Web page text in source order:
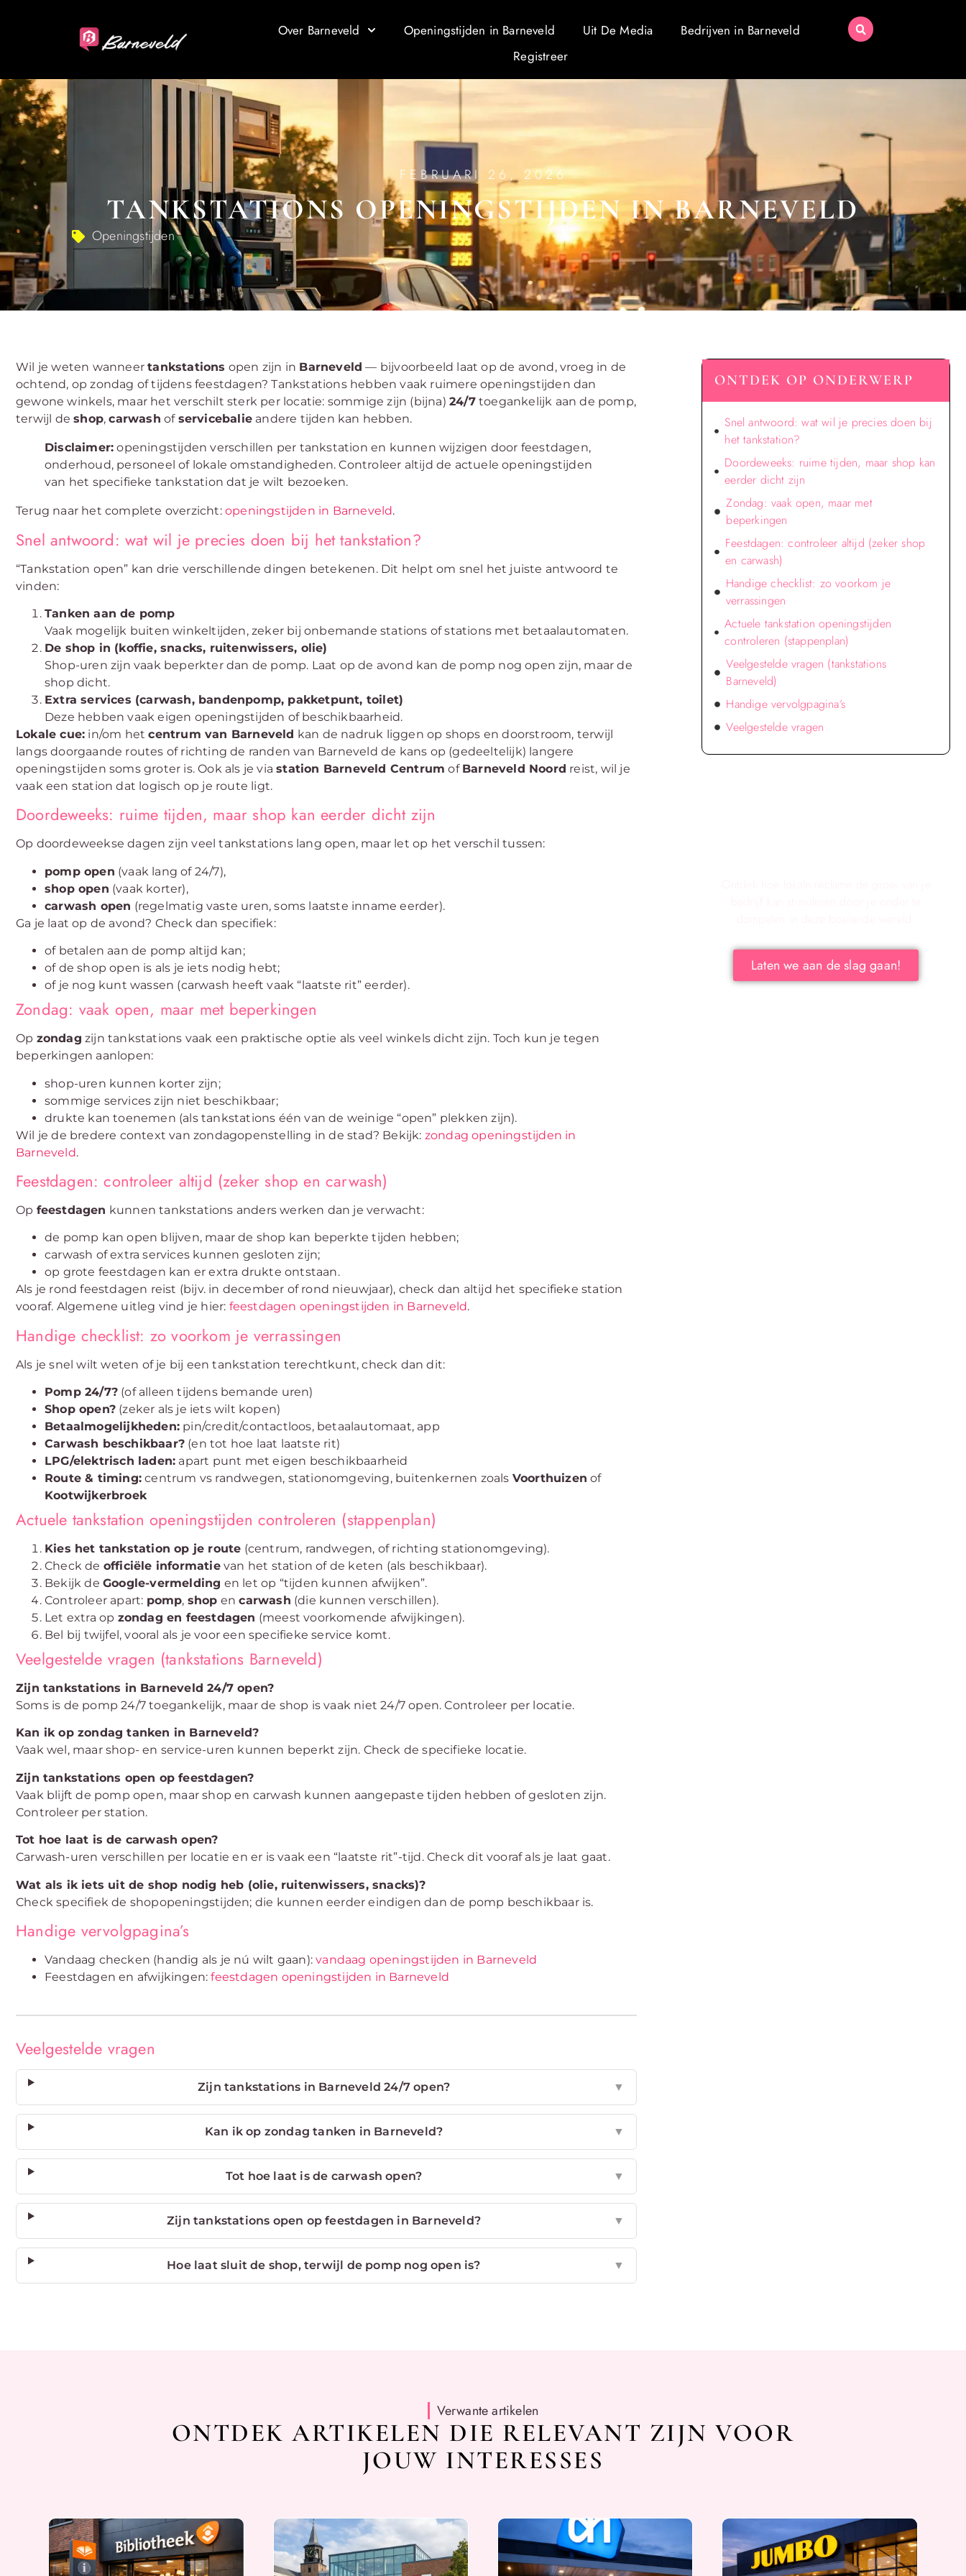
Over Barneveld Openingstijden in Barneveld Uit De Media
Bedrijven in Barneveld
Registreer
FEBRUARI 26, 2026
TANKSTATIONS OPENINGSTIJDEN IN BARNEVELD
Openingstijden
Wil je weten wanneertankstations open zijn in Barneveld — bijvoorbeeld laat op de avond, vroeg in de
ochtend, op zondag of tijdens feestdagen? Tankstations hebben vaak ruimere openingstijden dan
gewone winkels, maar het verschilt sterk per locatie: sommige zijn (bijna)24/7toegankelijk aan de pomp,
terwijl deshop,carwash of servicebalie andere tijden kan hebben.
Disclaimer: openingstijden verschillen per tankstation en kunnen wijzigen door feestdagen,
onderhoud, personeel of lokale omstandigheden. Controleer altijd de actuele openingstijden
van het specifieke tankstation dat je wilt bezoeken.
Terug naar het complete overzicht: openingstijden in Barneveld.
Snel antwoord: wat wil je precies doen bij het tankstation?
“Tankstation open” kan drie verschillende dingen betekenen. Dit helpt om snel het juiste antwoord te
vinden:
Tanken aan de pomp
Vaak mogelijk buiten winkeltijden, zeker bij onbemande stations of stations met betaalautomaten.
De shop in (koffie, snacks, ruitenwissers, olie)
Shop-uren zijn vaak beperkter dan de pomp. Laat op de avond kan de pomp nog open zijn, maar de
shop dicht.
Extra services (carwash, bandenpomp, pakketpunt, toilet)
Deze hebben vaak eigen openingstijden of beschikbaarheid.
Lokale cue: in/om hetcentrum van Barneveld kan de nadruk liggen op shops en doorstroom, terwijl
langs doorgaande routes of richting de randen van Barneveld de kans op (gedeeltelijk) langere
openingstijden soms groter is. Ook als je viastation Barneveld Centrum of Barneveld Noord reist, wil je
vaak een station dat logisch op je route ligt.
Doordeweeks: ruime tijden, maar shop kan eerder dicht zijn
Op doordeweekse dagen zijn veel tankstations lang open, maar let op het verschil tussen:
pomp open (vaak lang of 24/7),
shop open (vaak korter),
carwash open (regelmatig vaste uren, soms laatste inname eerder).
Ga je laat op de avond? Check dan specifiek:
of betalen aan de pomp altijd kan;
of de shop open is als je iets nodig hebt;
of je nog kunt wassen (carwash heeft vaak “laatste rit” eerder).
Zondag: vaak open, maar met beperkingen
Op zondag zijn tankstations vaak een praktische optie als veel winkels dicht zijn. Toch kun je tegen
beperkingen aanlopen:
shop-uren kunnen korter zijn;
sommige services zijn niet beschikbaar;
drukte kan toenemen (als tankstations één van de weinige “open” plekken zijn).
Wil je de bredere context van zondagopenstelling in de stad? Bekijk: zondag openingstijden in
Barneveld.
Feestdagen: controleer altijd (zeker shop en carwash)
Op feestdagen kunnen tankstations anders werken dan je verwacht:
de pomp kan open blijven, maar de shop kan beperkte tijden hebben;
carwash of extra services kunnen gesloten zijn;
op grote feestdagen kan er extra drukte ontstaan.
Als je rond feestdagen reist (bijv. in december of rond nieuwjaar), check dan altijd het specifieke station
vooraf. Algemene uitleg vind je hier: feestdagen openingstijden in Barneveld.
Handige checklist: zo voorkom je verrassingen
Als je snel wilt weten of je bij een tankstation terechtkunt, check dan dit:
Pomp 24/7? (of alleen tijdens bemande uren)
Shop open? (zeker als je iets wilt kopen)
Betaalmogelijkheden: pin/credit/contactloos, betaalautomaat, app
Carwash beschikbaar? (en tot hoe laat laatste rit)
LPG/elektrisch laden: apart punt met eigen beschikbaarheid
Route & timing: centrum vs randwegen, stationomgeving, buitenkernen zoals Voorthuizen of
Kootwijkerbroek
Actuele tankstation openingstijden controleren (stappenplan)
Kies het tankstation op je route (centrum, randwegen, of richting stationomgeving).
Check de officiële informatievan het station of de keten (als beschikbaar).
Bekijk de Google-vermelding en let op “tijden kunnen afwijken”.
Controleer apart: pomp, shop encarwash (die kunnen verschillen).
Let extra op zondag en feestdagen (meest voorkomende afwijkingen).
Bel bij twijfel, vooral als je voor een specifieke service komt.
Veelgestelde vragen (tankstations Barneveld)
Zijn tankstations in Barneveld 24/7 open?
Soms is de pomp 24/7 toegankelijk, maar de shop is vaak niet 24/7 open. Controleer per locatie.
Kan ik op zondag tanken in Barneveld?
Vaak wel, maar shop- en service-uren kunnen beperkt zijn. Check de specifieke locatie.
Zijn tankstations open op feestdagen?
Vaak blijft de pomp open, maar shop en carwash kunnen aangepaste tijden hebben of gesloten zijn.
Controleer per station.
Tot hoe laat is de carwash open?
Carwash-uren verschillen per locatie en er is vaak een “laatste rit”-tijd. Check dit vooraf als je laat gaat.
Wat als ik iets uit de shop nodig heb (olie, ruitenwissers, snacks)?
Check specifiek de shopopeningstijden; die kunnen eerder eindigen dan de pomp beschikbaar is.
Handige vervolgpagina’s
Vandaag checken (handig als je nú wilt gaan):vandaag openingstijden in Barneveld
Feestdagen en afwijkingen:feestdagen openingstijden in Barneveld
Veelgestelde vragen
Zijn tankstations in Barneveld 24/7 open? ▼
Kan ik op zondag tanken in Barneveld? ▼
Tot hoe laat is de carwash open? ▼
Zijn tankstations open op feestdagen in Barneveld? ▼
Hoe laat sluit de shop, terwijl de pomp nog open is? ▼
ONTDEK OP ONDERWERP
Snel antwoord: wat wil je precies doen bij
het tankstation?
Doordeweeks: ruime tijden, maar shop kan
eerder dicht zijn
Zondag: vaak open, maar met
beperkingen
Feestdagen: controleer altijd (zeker shop
en carwash)
Handige checklist: zo voorkom je
verrassingen
Actuele tankstation openingstijden
controleren (stappenplan)
Veelgestelde vragen (tankstations
Barneveld)
Handige vervolgpagina’s
Veelgestelde vragen
Laten we aan de slag gaan!
Verwante artikelen
ONTDEK ARTIKELEN DIE RELEVANT ZIJN VOOR
JOUW INTERESSES